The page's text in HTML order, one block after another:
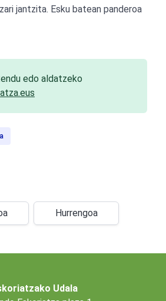
jantzita. Esku batean panderoa
edo aldatzeko
Hurrengoa
Udala